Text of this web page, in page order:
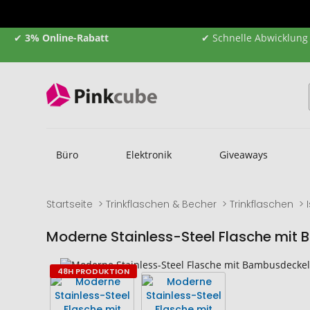
✔ 3% Online-Rabatt ✔ Schnelle Abwicklung
Büro Elektronik Giveaways
Startseite Trinkflaschen & Becher Trinkflaschen
Moderne Stainless-Steel Flasche mit
Zum
Ende
der
Bildgalerie
Zum
Anfang
der
Bildgalerie
48H PRODUKTION